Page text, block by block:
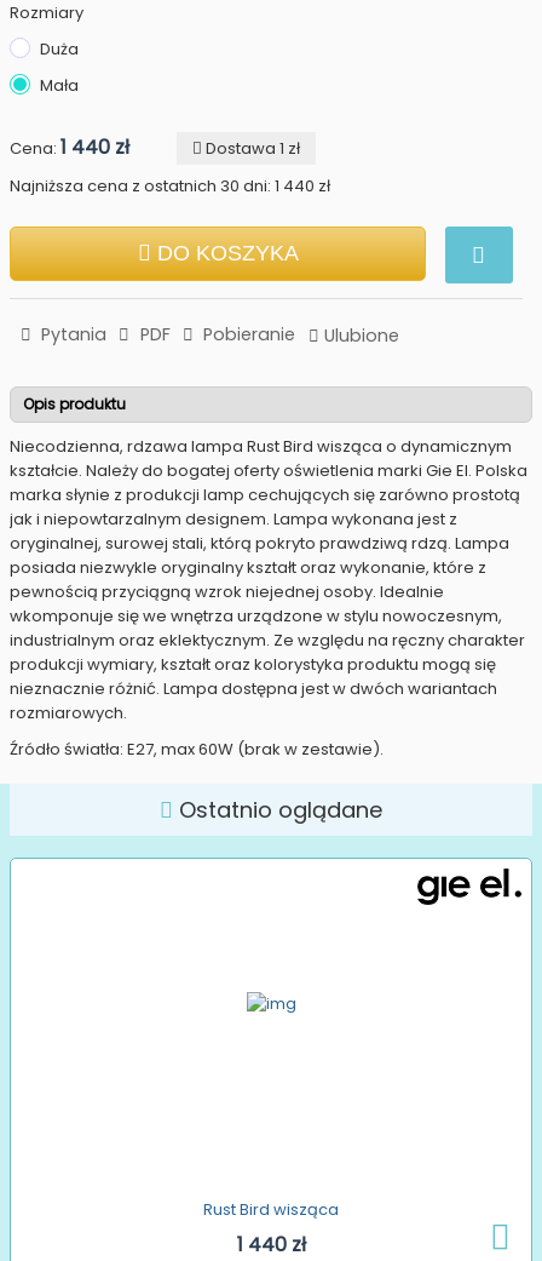
Rozmiary
Duża
Mała
Cena: 1 440 zł
Dostawa 1 zł
Najniższa cena z ostatnich 30 dni: 1 440 zł
DO KOSZYKA
Pytania PDF Pobieranie Ulubione
Opis produktu
Niecodzienna, rdzawa lampa Rust Bird wisząca o dynamicznym
kształcie. Należy do bogatej oferty oświetlenia marki Gie El. Polska
marka słynie z produkcji lamp cechujących się zarówno prostotą
jak i niepowtarzalnym designem. Lampa wykonana jest z
oryginalnej, surowej stali, którą pokryto prawdziwą rdzą. Lampa
posiada niezwykle oryginalny kształt oraz wykonanie, które z
pewnością przyciągną wzrok niejednej osoby. Idealnie
wkomponuje się we wnętrza urządzone w stylu nowoczesnym,
industrialnym oraz eklektycznym. Ze względu na ręczny charakter
produkcji wymiary, kształt oraz kolorystyka produktu mogą się
nieznacznie różnić. Lampa dostępna jest w dwóch wariantach
rozmiarowych.
Źródło światła: E27, max 60W (brak w zestawie).
Ostatnio oglądane
Rust Bird wisząca
1 440 zł